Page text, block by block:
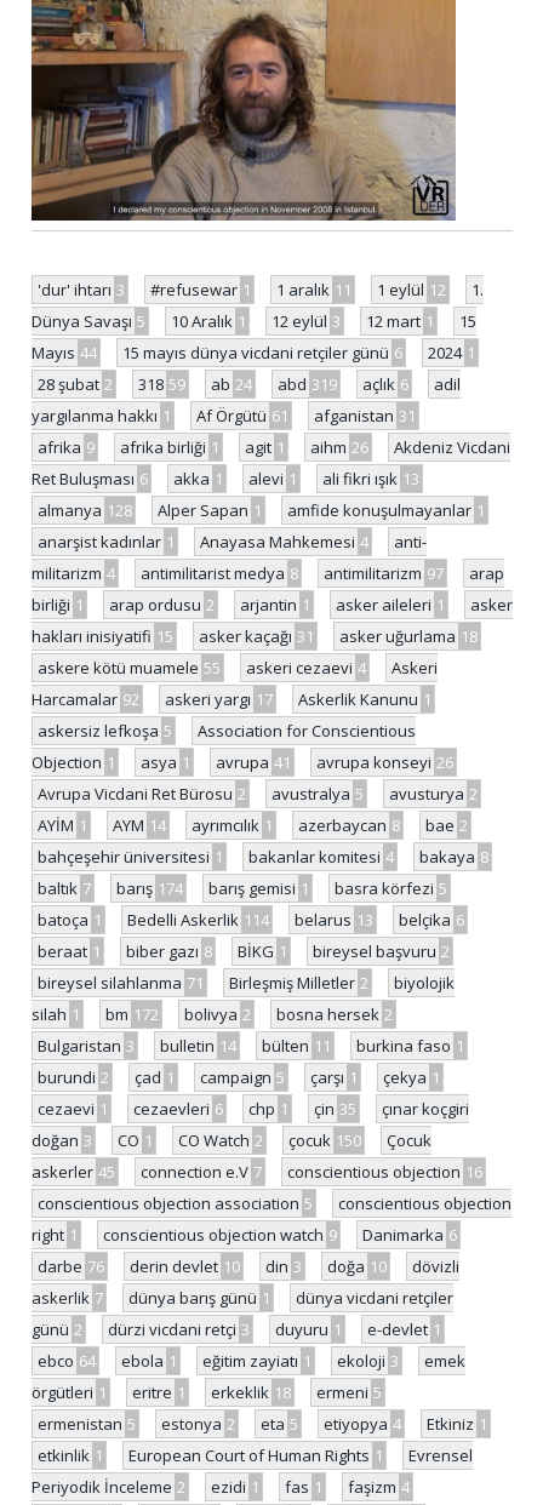
'dur' ihtarı 3 #refusewar 1 1 aralık 11 1 eylül 12
1.
Dünya Savaşı 5 10 Aralık 1 12 eylül 3 12 mart 1
15
Mayıs 44 15 mayıs dünya vicdani retçiler günü 6 2024 1
28 şubat 2 318 59 ab 24 abd 319 açlık 6
adil
yargılanma hakkı 1 Af Örgütü 61 afganistan 31
afrika 9 afrika birliği 1 agit 1 aihm 26
Akdeniz Vicdani
Ret Buluşması 6 akka 1 alevi 1 ali fikri ışık 13
almanya 128 Alper Sapan 1 amfide konuşulmayanlar 1
anarşist kadınlar 1 Anayasa Mahkemesi 4
anti-
militarizm 4 antimilitarist medya 8 antimilitarizm 97
arap
birliği 1 arap ordusu 2 arjantin 1 asker aileleri 1
asker
hakları inisiyatifi 15 asker kaçağı 31 asker uğurlama 18
askere kötü muamele 55 askeri cezaevi 4
Askeri
Harcamalar 92 askeri yargı 17 Askerlik Kanunu 1
askersiz lefkoşa 5
Association for Conscientious
Objection 1 asya 1 avrupa 41 avrupa konseyi 26
Avrupa Vicdani Ret Bürosu 2 avustralya 5 avusturya 2
AYİM 1 AYM 14 ayrımcılık 1 azerbaycan 8 bae 2
bahçeşehir üniversitesi 1 bakanlar komitesi 4 bakaya 8
baltık 7 barış 174 barış gemisi 1 basra körfezi 5
batoça 1 Bedelli Askerlik 114 belarus 13 belçika 6
beraat 1 biber gazı 8 BİKG 1 bireysel başvuru 2
bireysel silahlanma 71 Birleşmiş Milletler 2
biyolojik
silah 1 bm 172 bolivya 2 bosna hersek 2
Bulgaristan 3 bulletin 14 bülten 11 burkina faso 1
burundi 2 çad 1 campaign 5 çarşı 1 çekya 1
cezaevi 1 cezaevleri 6 chp 1 çin 35
çınar koçgiri
doğan 3 CO 1 CO Watch 2 çocuk 150
Çocuk
askerler 45 connection e.V 7 conscientious objection 16
conscientious objection association 5
conscientious objection
right 1 conscientious objection watch 9 Danimarka 6
darbe 76 derin devlet 10 din 3 doğa 10
dövizli
askerlik 7 dünya barış günü 1
dünya vicdani retçiler
günü 2 dürzi vicdani retçi 3 duyuru 1 e-devlet 1
ebco 64 ebola 1 eğitim zayiatı 1 ekoloji 3
emek
örgütleri 1 eritre 1 erkeklik 18 ermeni 5
ermenistan 5 estonya 2 eta 5 etiyopya 4 Etkiniz 1
etkinlik 1 European Court of Human Rights 1
Evrensel
Periyodik İnceleme 2 ezidi 1 fas 1 faşizm 4